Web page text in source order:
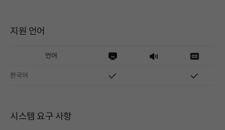
지원 언어
언어
한국어
시스템 요구 사항